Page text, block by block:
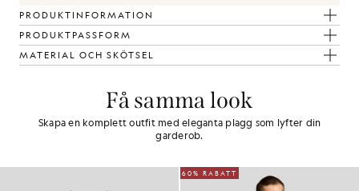
PRODUKTINFORMATION
PRODUKTPASSFORM
MATERIAL OCH SKÖTSEL
Få samma look
Skapa en komplett outfit med eleganta plagg som lyfter din
garderob.
60% RABATT